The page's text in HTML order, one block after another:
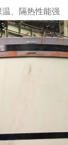
、隔热性能强